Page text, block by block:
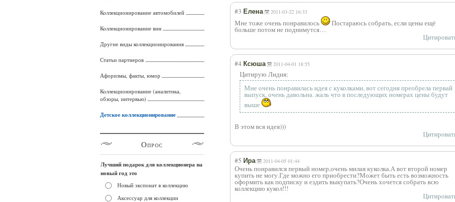
#3 Елена 2011-03-22 16:33
Мне тоже очень понравилось Постараюсь собрать, если цены ещё
больше потом не поднимутся…
#4 Ксюша 2011-04-01 18:55
Цитирую Лидия:
Мне очень понравилась идея с куколками, вот сегодня преобрела первай
выпуск, очень давольна. жаль что в последующих номерах цены будут
выше
В этом вся идея)))
#5 Ира 2011-04-05 01:44
Очень понравился первый номер,очень милая куколка.А вот второй номер
купить не могу.Где можно его приобрести?Может быть есть возможность
оформить как подписку и ездить выкупать?Очень хочется собрать всю
коллекцию кукол!!!
Коллекционирование автомобилей
Коллекционирование вин
Другие виды коллекционирования
Статьи партнеров
Афоризмы, факты, юмор
Коллекционирование (аналитика,
обзоры, интервью)
Детское коллекционирование
Опрос
Лучший подарок для коллекционера на
новый год это
Новый экспонат в коллекцию
Аксессуар для коллекции